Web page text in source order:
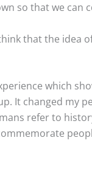
so that we can
that the idea
which
It changed my
refer to